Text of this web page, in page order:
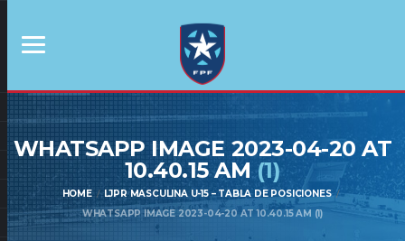
WHATSAPP IMAGE 2023-04-20 AT
10.40.15 AM(1)
HOME
LJPR MASCULINA U-15 – TABLA DE POSICIONES
WHATSAPP IMAGE 2023-04-20 AT 10.40.15 AM (1)